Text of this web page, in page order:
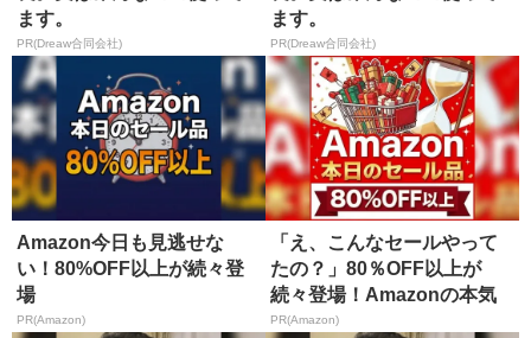
ます。
PR(Dreaw合同会社)
ます。
PR(Dreaw合同会社)
Amazon今日も見逃せな
い！80%OFF以上が続々登
場
PR(Amazon)
「え、こんなセールやって
たの？」80％OFF以上が
続々登場！Amazonの本気
が...
PR(Amazon)